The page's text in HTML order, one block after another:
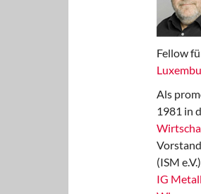
Fellow
Als
1981 in
(ISM
IG Metall